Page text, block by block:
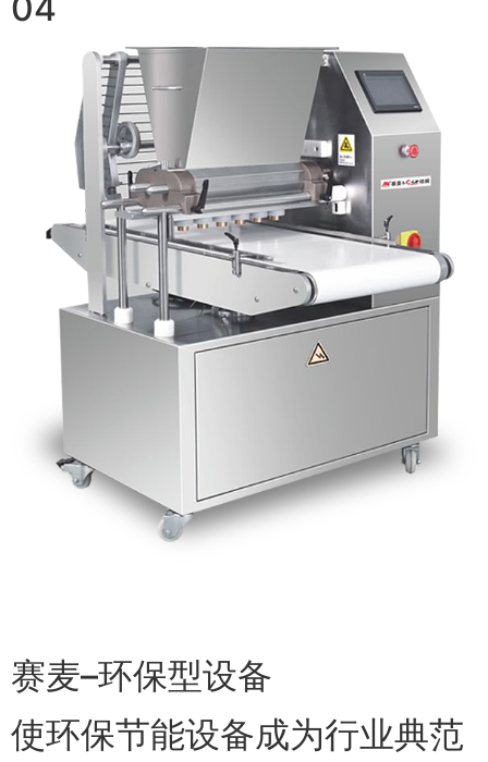
赛麦–环保型设备
使环保节能设备成为行业典范